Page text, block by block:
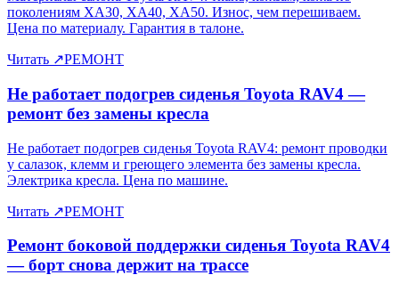
поколениям XA30, XA40, XA50. Износ, чем перешиваем.
Цена по материалу. Гарантия в талоне.
Читать ↗РЕМОНТ
Не работает подогрев сиденья Toyota RAV4 —
ремонт без замены кресла
Не работает подогрев сиденья Toyota RAV4: ремонт проводки
у салазок, клемм и греющего элемента без замены кресла.
Электрика кресла. Цена по машине.
Читать ↗РЕМОНТ
Ремонт боковой поддержки сиденья Toyota RAV4
— борт снова держит на трассе